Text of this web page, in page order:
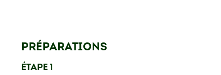
PRÉPARATIONS
ÉTAPE 1